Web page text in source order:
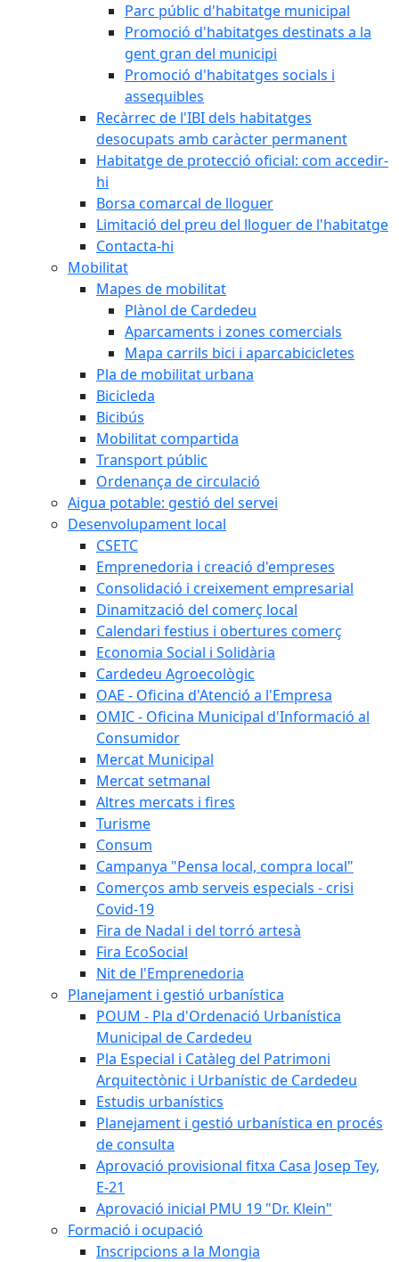
Parc públic d'habitatge municipal
Promoció d'habitatges destinats a la
gent gran del municipi
Promoció d'habitatges socials i
assequibles
Recàrrec de l'IBI dels habitatges
desocupats amb caràcter permanent
Habitatge de protecció oficial: com accedir-
hi
Borsa comarcal de lloguer
Limitació del preu del lloguer de l'habitatge
Contacta-hi
Mobilitat
Mapes de mobilitat
Plànol de Cardedeu
Aparcaments i zones comercials
Mapa carrils bici i aparcabicicletes
Pla de mobilitat urbana
Bicicleda
Bicibús
Mobilitat compartida
Transport públic
Ordenança de circulació
Aigua potable: gestió del servei
Desenvolupament local
CSETC
Emprenedoria i creació d'empreses
Consolidació i creixement empresarial
Dinamització del comerç local
Calendari festius i obertures comerç
Economia Social i Solidària
Cardedeu Agroecològic
OAE - Oficina d'Atenció a l'Empresa
OMIC - Oficina Municipal d'Informació al
Consumidor
Mercat Municipal
Mercat setmanal
Altres mercats i fires
Turisme
Consum
Campanya "Pensa local, compra local"
Comerços amb serveis especials - crisi
Covid-19
Fira de Nadal i del torró artesà
Fira EcoSocial
Nit de l'Emprenedoria
Planejament i gestió urbanística
POUM - Pla d'Ordenació Urbanística
Municipal de Cardedeu
Pla Especial i Catàleg del Patrimoni
Arquitectònic i Urbanístic de Cardedeu
Estudis urbanístics
Planejament i gestió urbanística en procés
de consulta
Aprovació provisional fitxa Casa Josep Tey,
E-21
Aprovació inicial PMU 19 "Dr. Klein"
Formació i ocupació
Inscripcions a la Mongia